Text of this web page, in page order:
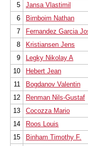
5
Jansa Vlastimil
6
Birnboim Nathan
7
Fernandez Garcia
8
Kristiansen Jens
9
Legky Nikolay A
10
Hebert Jean
11
Bogdanov Valentin
12
Renman Nils-Gustaf
13
Cocozza Mario
14
Roos Louis
15
Binham Timothy F.